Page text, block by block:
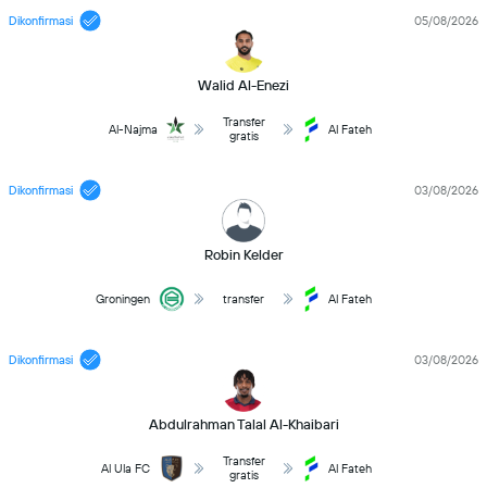
Dikonfirmasi
Walid Al-Enezi
05/08/2026
Al-Najma
Transfer
gratis
Al Fateh
Dikonfirmasi
Robin Kelder
03/08/2026
Groningen transfer Al Fateh
Dikonfirmasi
Abdulrahman Talal Al-Khaibari
03/08/2026
Al Ula FC
Transfer
gratis
Al Fateh